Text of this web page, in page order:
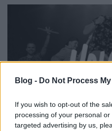
Blog - Do Not Process
If you wish to opt-out of the
processing of your personal
targeted advertising by us,